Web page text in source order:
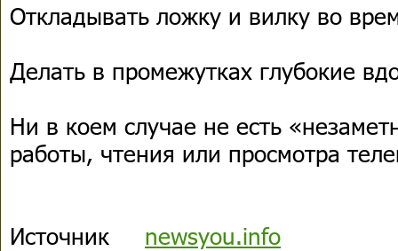
Откладывать ложку и вилку во
Делать в промежутках глубокие
Ни в коем случае не есть
работы, чтения или просмотра
Источник newsyou.info